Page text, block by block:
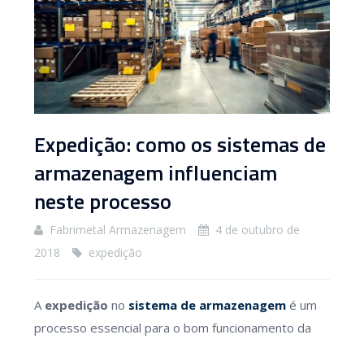
Expedição: como os sistemas de
armazenagem influenciam
neste processo
Fabrimetal Armazenagem
4 de outubro de
2018
expedição
A expedição no sistema de armazenagem é um
processo essencial para o bom funcionamento da